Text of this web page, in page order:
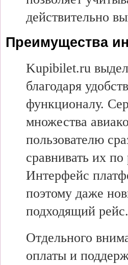
действительно
Преимущества
Kupibilet.ru
благодаря
функционалу.
множества
пользователю
сравнивать их
Интерфейс
поэтому даже
подходящий рейс.
Отдельного
оплаты и